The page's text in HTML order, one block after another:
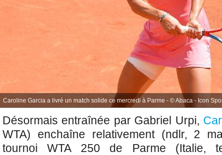
Caroline Garcia a livré un match solide ce mercredi à Parme - © Abaca - Icon
Désormais entraînée par Gabriel Urpi,
WTA) enchaîne relativement (ndlr, 2
tournoi WTA 250 de Parme (Italie,